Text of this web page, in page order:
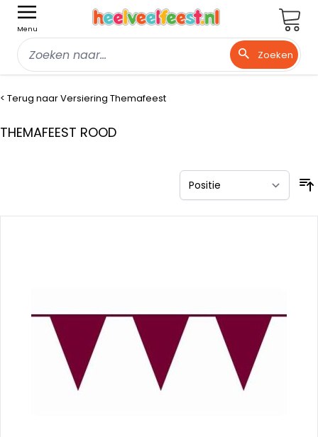
Menu
Zoeken
< Terug naar Versiering Themafeest
THEMAFEEST ROOD